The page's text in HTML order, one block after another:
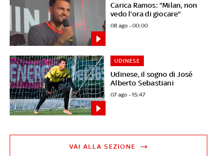
Carica Ramos: "Milan, non
vedo l'ora di giocare"
08 ago - 00:00
Udinese, il sogno di José
Alberto Sebastiani
UDINESE
07 ago - 15:47
VAI ALLA SEZIONE